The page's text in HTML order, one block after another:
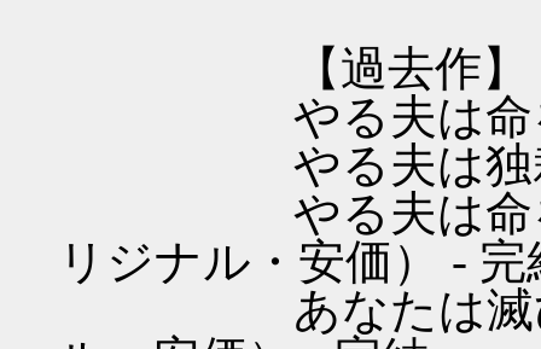
【過去作】
やる夫は命を的
やる夫は独裁制
やる夫は命を的
リジナル・安価） - 完
あなたは滅びを